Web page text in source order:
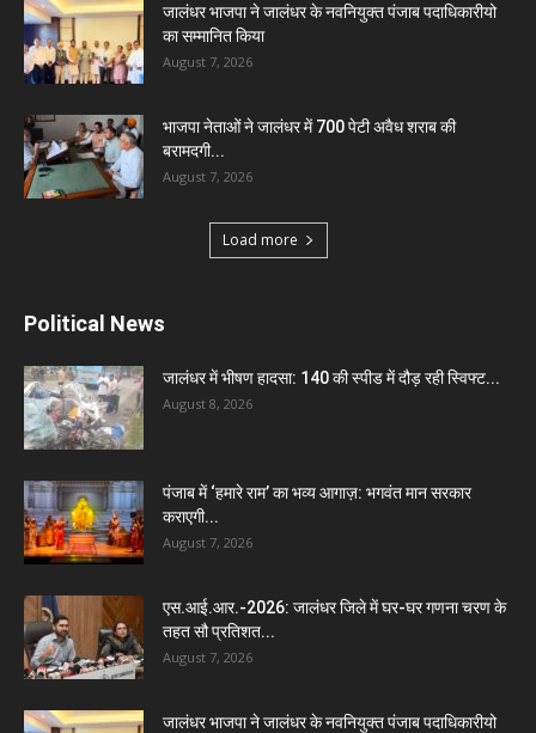
जालंधर भाजपा ने जालंधर के नवनियुक्त पंजाब पदाधिकारीयो
का सम्मानित किया
August 7, 2026
भाजपा नेताओं ने जालंधर में 700 पेटी अवैध शराब की
बरामदगी...
August 7, 2026
Load more
Political News
जालंधर में भीषण हादसा: 140 की स्पीड में दौड़ रही स्विफ्ट...
August 8, 2026
पंजाब में ‘हमारे राम’ का भव्य आगाज़: भगवंत मान सरकार
कराएगी...
August 7, 2026
एस.आई.आर.-2026: जालंधर जिले में घर-घर गणना चरण के
तहत सौ प्रतिशत...
August 7, 2026
जालंधर भाजपा ने जालंधर के नवनियुक्त पंजाब पदाधिकारीयो